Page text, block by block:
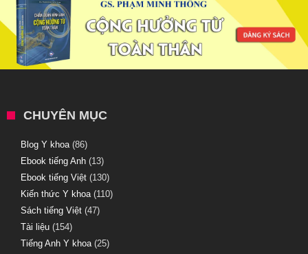
CHUYÊN MỤC
Blog Y khoa(86)
Ebook tiếng Anh (13)
Ebook tiếng Việt (130)
Kiến thức Y khoa(110)
Sách tiếng Việt (47)
Tài liệu (154)
Tiếng Anh Y khoa(25)